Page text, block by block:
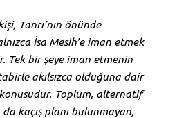
Tanrı’nın önünde
İsa Mesih’e iman etmek
Tek bir şeye iman etmenin
akılsızca olduğuna dair
Toplum, alternatif
kaçış planı bulunmayan,